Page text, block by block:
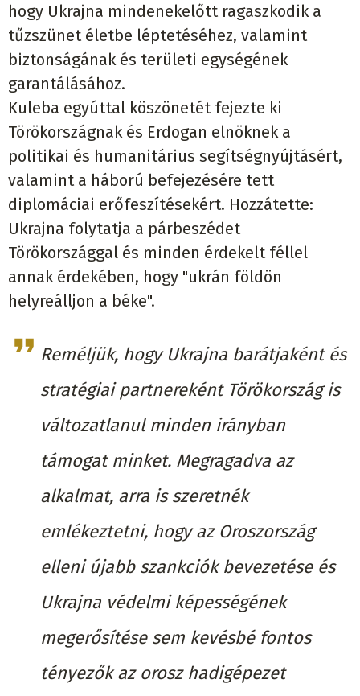
hogy Ukrajna mindenekelőtt ragaszkodik a
tűzszünet életbe léptetéséhez, valamint
biztonságának és területi egységének
garantálásához.
Kuleba egyúttal köszönetét fejezte ki
Törökországnak és Erdogan elnöknek a
politikai és humanitárius segítségnyújtásért,
valamint a háború befejezésére tett
diplomáciai erőfeszítésekért. Hozzátette:
Ukrajna folytatja a párbeszédet
Törökországgal és minden érdekelt féllel
annak érdekében, hogy "ukrán földön
helyreálljon a béke".
Reméljük, hogy Ukrajna barátjaként és
stratégiai partnereként Törökország is
változatlanul minden irányban
támogat minket. Megragadva az
alkalmat, arra is szeretnék
emlékeztetni, hogy az Oroszország
elleni újabb szankciók bevezetése és
Ukrajna védelmi képességének
megerősítése sem kevésbé fontos
tényezők az orosz hadigépezet